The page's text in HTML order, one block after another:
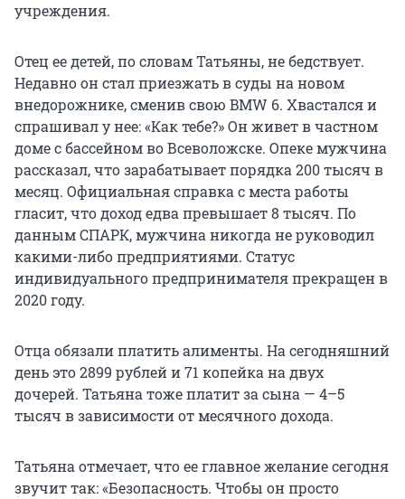
учреждения.
Отец ее детей, по словам Татьяны, не бедствует.
Недавно он стал приезжать в суды на новом
внедорожнике, сменив свою BMW 6. Хвастался и
спрашивал у нее: «Как тебе?» Он живет в частном
доме с бассейном во Всеволожске. Опеке мужчина
рассказал, что зарабатывает порядка 200 тысяч в
месяц. Официальная справка с места работы
гласит, что доход едва превышает 8 тысяч. По
данным СПАРК, мужчина никогда не руководил
какими-либо предприятиями. Статус
индивидуального предпринимателя прекращен в
2020 году.
Отца обязали платить алименты. На сегодняшний
день это 2899 рублей и 71 копейка на двух
дочерей. Татьяна тоже платит за сына — 4–5
тысяч в зависимости от месячного дохода.
Татьяна отмечает, что ее главное желание сегодня
звучит так: «Безопасность. Чтобы он просто